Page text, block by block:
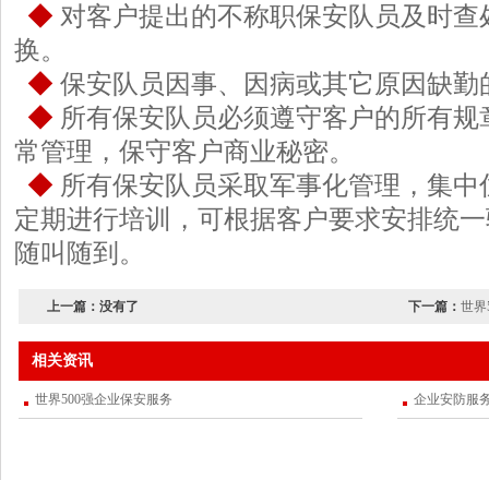
◆ 对客户提出的不称职保安队员及时
换。
◆ 保安队员因事、因病或其它原因缺
◆ 所有保安队员必须遵守客户的所有
常管理，保守客户商业秘密。
◆ 所有保安队员采取军事化管理，集
定期进行培训，可根据客户要求安排统
随叫随到。
上一篇：没有了 下一篇：世
相关资讯
世界500强企业保安服务 企业安防服